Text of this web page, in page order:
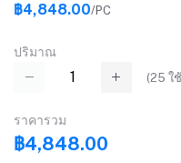
฿4,848.00/PC
ปริมาณ
(25 ใ
ราคารวม
฿4,848.00